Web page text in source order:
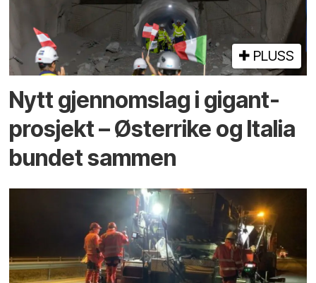
PLUSS
Nytt gjennomslag i gigant­
prosjekt – Østerrike og Italia
bundet sammen